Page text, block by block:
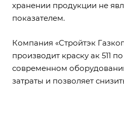
хранении продукции не
показателем.
Компания «Стройтэк
производит краску ак 511
современном
затраты и позволяет